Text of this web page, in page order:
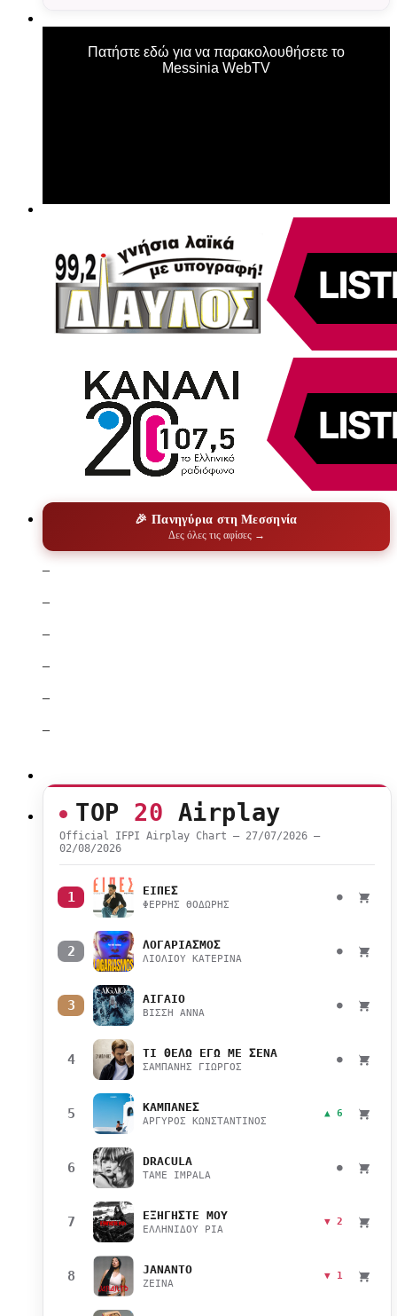
Πατήστε εδώ για να παρακολουθήσετε το
Messinia WebTV
🎉 Πανηγύρια στη Μεσσηνία
Δες όλες τις αφίσες →
–
–
–
–
–
–
TOP 20 Airplay
Official IFPI Airplay Chart — 27/07/2026 –
02/08/2026
1 ΕΙΠΕΣ
ΦΕΡΡΗΣ ΘΟΔΩΡΗΣ
●
2 ΛΟΓΑΡΙΑΣΜΟΣ
ΛΙΟΛΙΟΥ ΚΑΤΕΡΙΝΑ
●
3 ΑΙΓΑΙΟ
ΒΙΣΣΗ ΑΝΝΑ
●
4 ΤΙ ΘΕΛΩ ΕΓΩ ΜΕ ΣΕΝΑ
ΣΑΜΠΑΝΗΣ ΓΙΩΡΓΟΣ
●
5 ΚΑΜΠΑΝΕΣ
ΑΡΓΥΡΟΣ ΚΩΝΣΤΑΝΤΙΝΟΣ
▲ 6
6 DRACULA
TAME IMPALA
●
7 ΕΞΗΓΗΣΤΕ ΜΟΥ
ΕΛΛΗΝΙΔΟΥ ΡΙΑ
▼ 2
8 JANANTO
ZEINA
▼ 1